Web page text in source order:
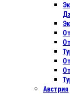
Австрия